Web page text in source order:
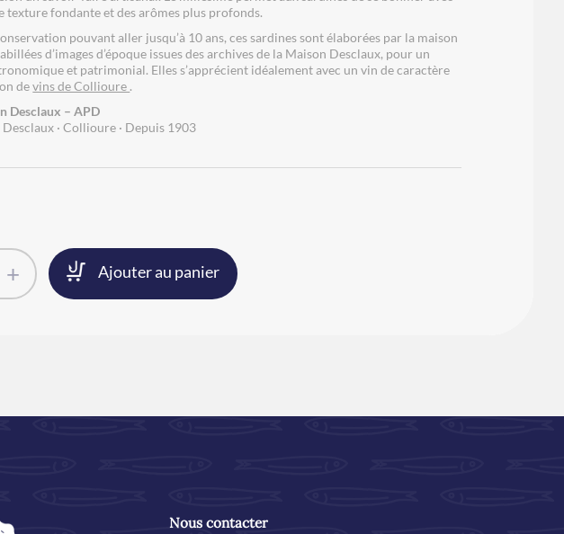
texture fondante et des arômes plus profonds.
pouvant aller jusqu’à 10 ans, ces sardines sont élaborées par la maison
d’images d’époque issues des archives de la Maison Desclaux, pour un
et patrimonial. Elles s’apprécient idéalement avec un vin de caractère
devins de Collioure .
Desclaux – APD
· Collioure · Depuis 1903
+ Ajouter au panier
Nous contacter